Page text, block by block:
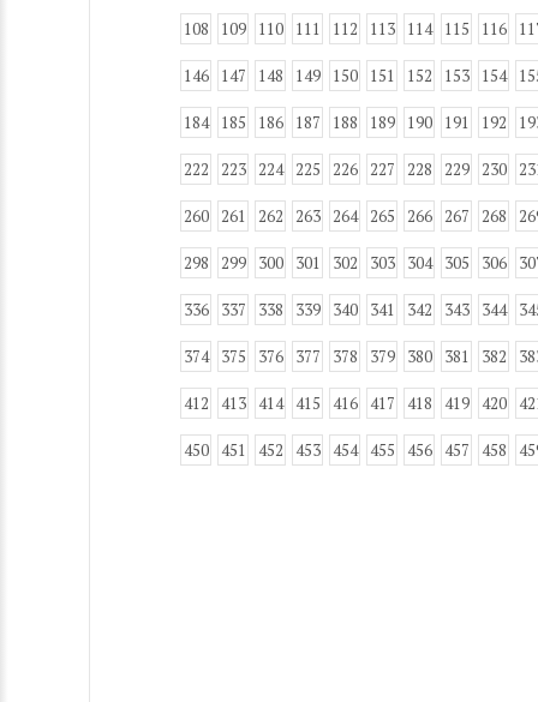
108 109 110 111 112 113 114 115 116
146 147 148 149 150 151 152 153 154
184 185 186 187 188 189 190 191 192
222 223 224 225 226 227 228 229 230
260 261 262 263 264 265 266 267 268
298 299 300 301 302 303 304 305 306
336 337 338 339 340 341 342 343 344
374 375 376 377 378 379 380 381 382
412 413 414 415 416 417 418 419 420
450 451 452 453 454 455 456 457 458